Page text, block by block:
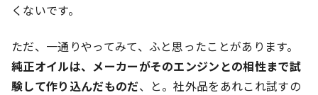
くないです。
ただ、一通りやってみて、ふと思ったことがあります。
純正オイルは、メーカーがそのエンジンとの相性まで試
験して作り込んだものだ、と。社外品をあれこれ試すの